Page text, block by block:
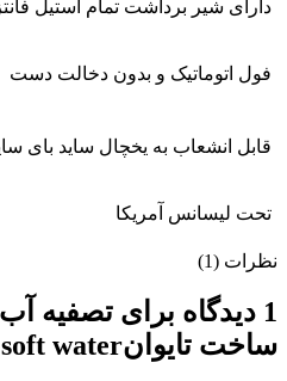
دارای شیر برداشت تمام استیل
فول اتوماتیک و بدون دخالت دست
قابل انشعاب به یخچال ساید بای
تحت لیسانس آمریکا
نظرات (1)
1 دیدگاه برای
تصفیه
ساخت تایوانsoft water